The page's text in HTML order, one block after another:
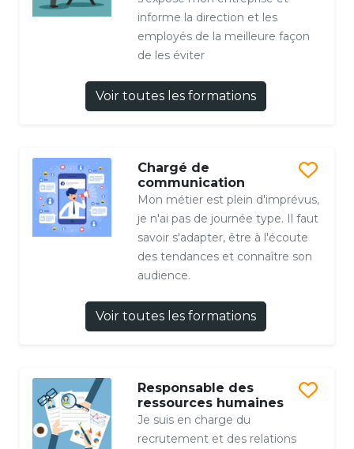
informe la direction et les
employés de la meilleure façon
de les éviter
Voir toutes les formations
Chargé de
communication
Mon métier est plein d'imprévus,
je n'ai pas de journée type. Il faut
savoir s'adapter, être à l'écoute
des tendances et connaître son
audience.
Voir toutes les formations
Responsable des
ressources humaines
Je suis en charge du
recrutement et des relations